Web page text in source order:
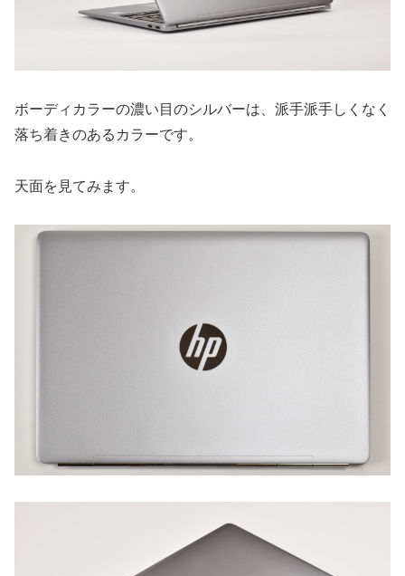
ボーディカラーの濃い目のシルバーは、派手派手しくなく
落ち着きのあるカラーです。
天面を見てみます。